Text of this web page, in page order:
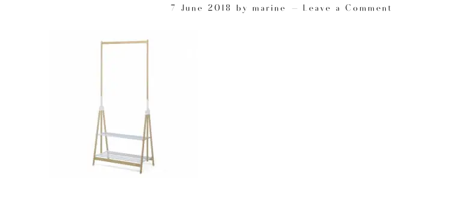
7 June 2018 bymarine Leave a Comment